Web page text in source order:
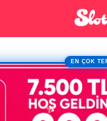
EN ÇOK